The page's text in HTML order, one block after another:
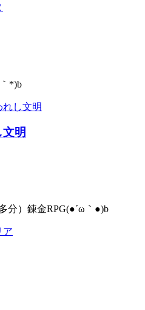
*)b
明
分）錬金RPG(●´ω｀●)b